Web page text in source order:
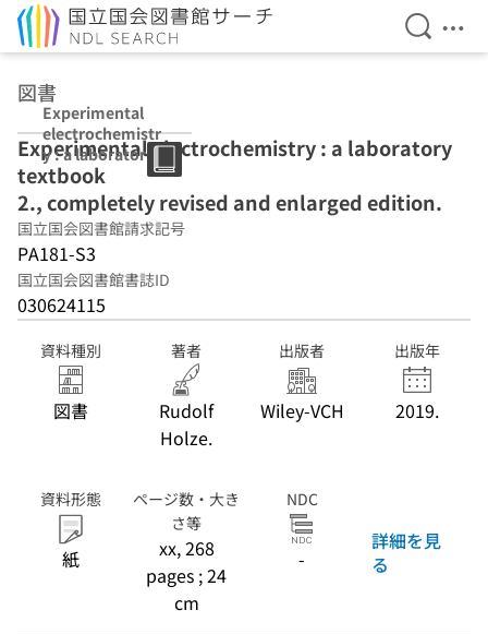
検索を
メ
図書
Experimental
electrochemistr
y : a laboratory
textbook 2.,
completely
revised and
enlarged
edition.
Experimental electrochemistry : a laboratory
textbook
2., completely revised and enlarged edition.
国立国会図書館請求記号
PA181-S3
国立国会図書館書誌ID
030624115
資料種別
図書
著者
Rudolf
Holze.
出版者
Wiley-VCH
出版年
2019.
資料形態
紙
ページ数・大き
さ等
xx, 268
pages ; 24
cm
NDC
-
詳細を見
る